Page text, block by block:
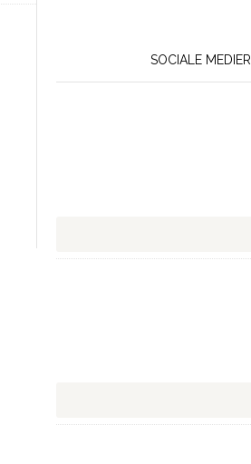
SOCIALE MEDIER